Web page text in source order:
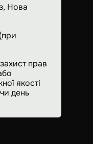
Нова
прав
якості
день